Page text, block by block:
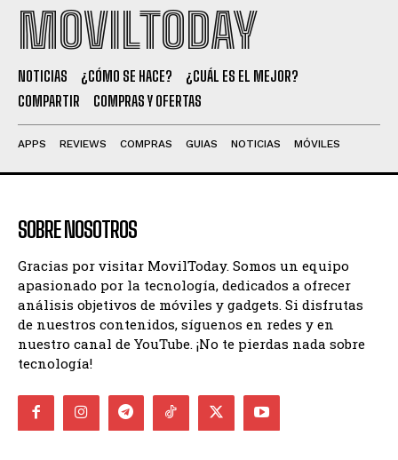
MOVILTODAY
NOTICIAS ¿CÓMO SE HACE?
¿CUÁL ES EL MEJOR?
COMPARTIR
COMPRAS Y OFERTAS
APPS REVIEWS COMPRAS GUIAS NOTICIAS MÓVILES
SOBRE NOSOTROS
Gracias por visitar MovilToday. Somos un equipo
apasionado por la tecnología, dedicados a ofrecer
análisis objetivos de móviles y gadgets. Si disfrutas
de nuestros contenidos, síguenos en redes y en
nuestro canal de YouTube. ¡No te pierdas nada sobre
tecnología!